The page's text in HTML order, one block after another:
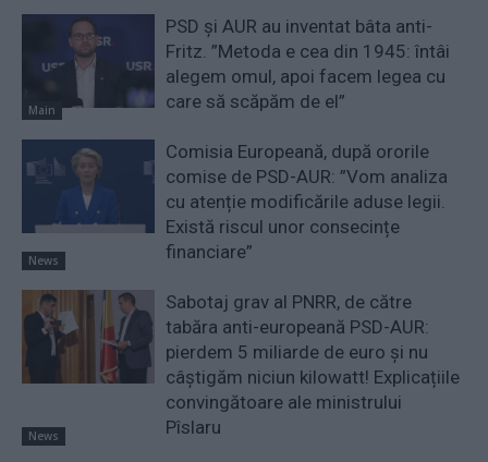
Main
PSD și AUR au inventat bâta anti-
Fritz. ”Metoda e cea din 1945: întâi
alegem omul, apoi facem legea cu
care să scăpăm de el”
News
Comisia Europeană, după ororile
comise de PSD-AUR: ”Vom analiza
cu atenție modificările aduse legii.
Există riscul unor consecințe
financiare”
News
Sabotaj grav al PNRR, de către
tabăra anti-europeană PSD-AUR:
pierdem 5 miliarde de euro și nu
câștigăm niciun kilowatt! Explicațiile
convingătoare ale ministrului
Pîslaru